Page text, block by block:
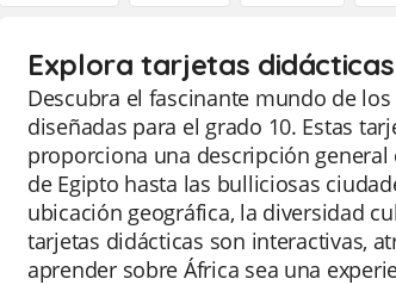
Explora tarjetas
Descubra el fascinante mundo de
diseñadas para el grado 10. Estas
proporciona una descripción
de Egipto hasta las bulliciosas
ubicación geográfica, la diversidad
tarjetas didácticas son interactivas,
aprender sobre África sea una